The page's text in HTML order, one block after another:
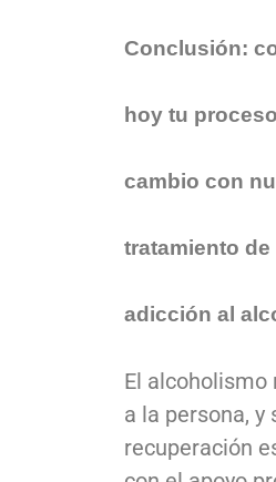
Conclusión:
hoy tu
cambio con
tratamiento de
adicción al
El alcoholismo
a la persona, y
recuperación